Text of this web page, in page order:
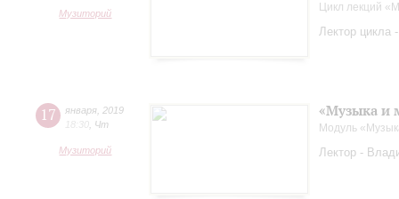
Музиторий Цикл лекций
Лектор цикла
17 января 2019
18:30 Чт
Музиторий
«Музыка и
Модуль
Лектор -